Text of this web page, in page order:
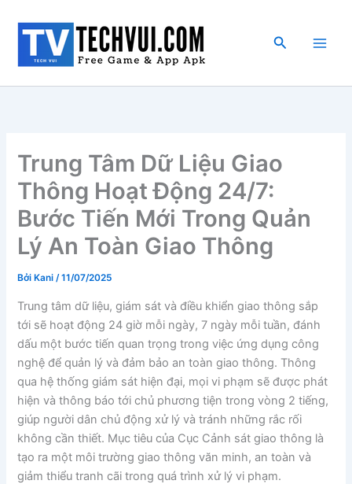
dung
Tìm
Trung Tâm Dữ Liệu Giao
Thông Hoạt Động 24/7:
Bước Tiến Mới Trong Quản
Lý An Toàn Giao Thông
Bởi Kani/11/07/2025
Trung tâm dữ liệu, giám sát và điều khiển giao thông sắp
tới sẽ hoạt động 24 giờ mỗi ngày, 7 ngày mỗi tuần, đánh
dấu một bước tiến quan trọng trong việc ứng dụng công
nghệ để quản lý và đảm bảo an toàn giao thông. Thông
qua hệ thống giám sát hiện đại, mọi vi phạm sẽ được phát
hiện và thông báo tới chủ phương tiện trong vòng 2 tiếng,
giúp người dân chủ động xử lý và tránh những rắc rối
không cần thiết. Mục tiêu của Cục Cảnh sát giao thông là
tạo ra một môi trường giao thông văn minh, an toàn và
giảm thiểu tranh cãi trong quá trình xử lý vi phạm.